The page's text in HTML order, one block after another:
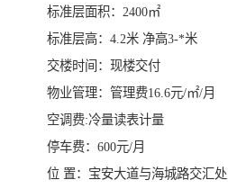
标准层面积：2400㎡
标准层高：4.2米 净高3-*米
交楼时间：现楼交付
物业管理：管理费16.6元/㎡/月
空调费:冷量读表计量
停车费：600元/月
位 置：宝安大道与海城路交汇处